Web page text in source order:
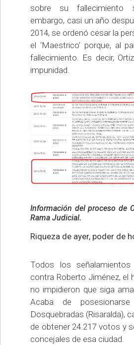
sobre su fallecimiento
embargo, casi un año
2014, se ordenó cesar la
el ‘Maestrico’ porque, al
fallecimiento. Es decir,
impunidad.
Información del proceso de
Rama Judicial.
Riqueza de ayer, poder de
Todos los
contra Roberto Jiménez, el
no impidieron que siga
Acaba de
Dosquebradas (Risaralda),
de obtener 24.217 votos y
concejales de esa ciudad.